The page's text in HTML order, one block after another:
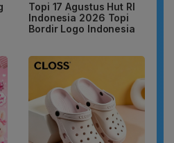
Topi 17 Agustus Hut RI
Indonesia 2026 Topi
Bordir Logo Indonesia